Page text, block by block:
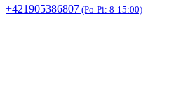
+421905386807 (Po-Pi: 8-15:00)